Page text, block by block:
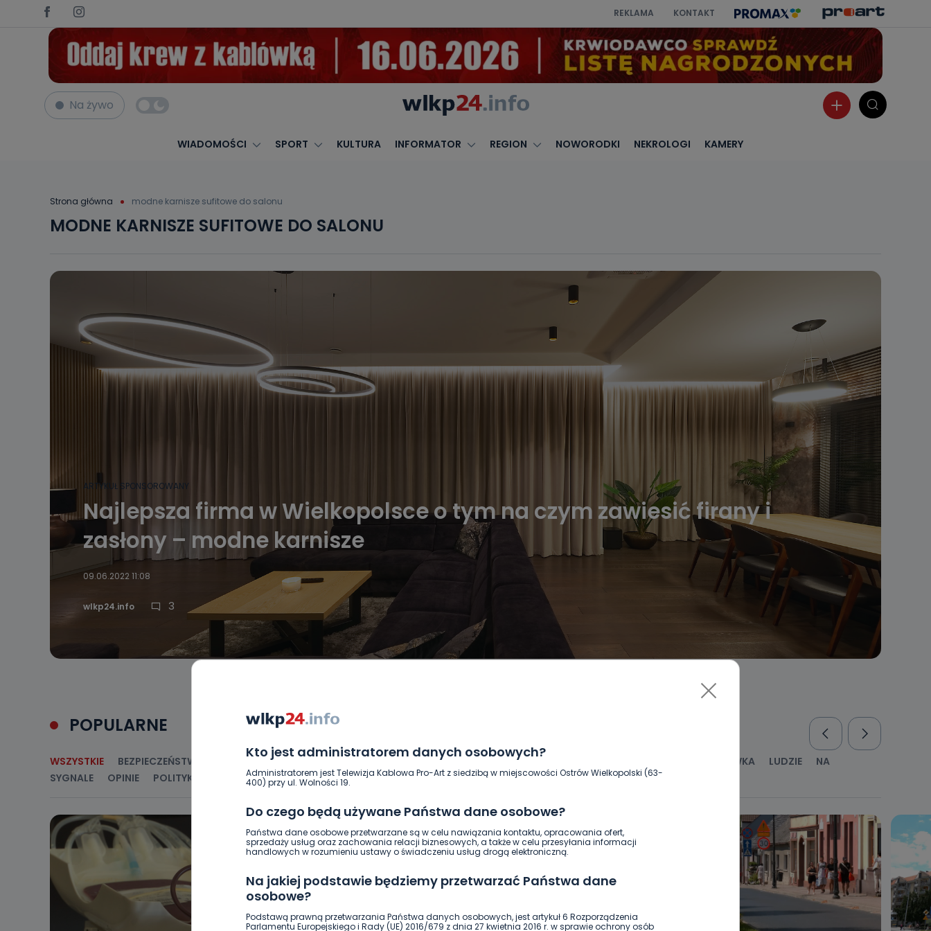
REKLAMA KONTAKT
Na żywo
WIADOMOŚCI SPORT KULTURA INFORMATOR REGION NOWORODKI NEKROLOGI KAMERY
Strona główna modne karnisze sufitowe do salonu
Kto jest administratorem danych osobowych?
Administratorem jest Telewizja Kablowa Pro-Art z siedzibą w miejscowości Ostrów Wielkopolski (63-
400) przy ul. Wolności 19.
Do czego będą używane Państwa dane osobowe?
Państwa dane osobowe przetwarzane są w celu nawiązania kontaktu, opracowania ofert,
sprzedaży usług oraz zachowania relacji biznesowych, a także w celu przesyłania informacji
handlowych w rozumieniu ustawy o świadczeniu usług drogą elektroniczną.
Na jakiej podstawie będziemy przetwarzać Państwa dane
osobowe?
Podstawą prawną przetwarzania Państwa danych osobowych, jest artykuł 6 Rozporządzenia
Parlamentu Europejskiego i Rady (UE) 2016/679 z dnia 27 kwietnia 2016 r. w sprawie ochrony osób
MODNE KARNISZE SUFITOWE DO SALONU
ARTYKUŁ SPONSOROWANY
Najlepsza firma w Wielkopolsce o tym na czym zawiesić firany i
zasłony – modne karnisze
09.06.2022 11:08
wlkp24.info 3
POPULARNE
WSZYSTKIE BEZPIECZEŃSTWO CIEKAWOSTKI GOSPODARKA I FINANSE HISTORIA KULTURA I ROZRYWKA LUDZIE
NA
SYGNALE
OPINIE POLITYKA RELIGIA SAMORZĄD ŚRODOWISKO WASZE INFO WSZYSTKICH ŚWIĘTYCH WYWIADY